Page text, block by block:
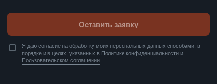
Оставить заявку
Я даю согласие на обработку моих персональных данных способами, в
порядке и в целях, указанных в Политике конфиденциальности и
Пользовательском соглашении